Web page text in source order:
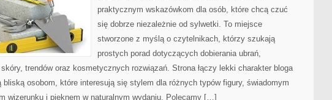
praktycznym wskazówkom dla osób, które chcą czuć
się dobrze niezależnie od sylwetki. To miejsce
stworzone z myślą o czytelnikach, którzy szukają
prostych porad dotyczących dobierania ubrań,
trendów oraz kosmetycznych rozwiązań. Strona łączy lekki charakter bloga
bliską osobom, które interesują się stylem dla różnych typów figury, świadomym
wizerunku i pięknem w naturalnym wydaniu. Polecamy […]